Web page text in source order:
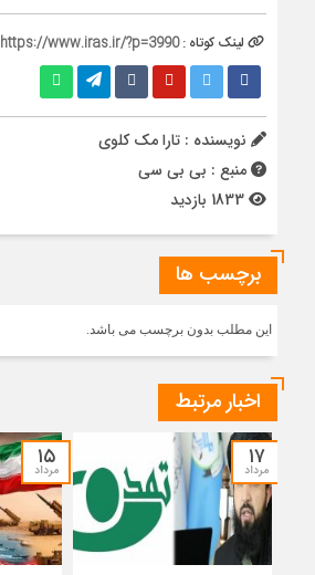
لینک کوتاه :https://www.iras.ir/?p=3990
نویسنده : تارا مک کلوی
منبع : بی بی سی
برچسب ها
این مطلب بدون برچسب می باشد.
اخبار مرتبط
۱۷
مرداد ۱۵
مرداد